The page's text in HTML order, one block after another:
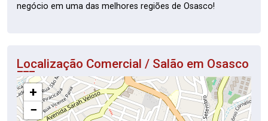
negócio em uma das melhores regiões de Osasco!
Localização Comercial / Salão em Osasco
+
−